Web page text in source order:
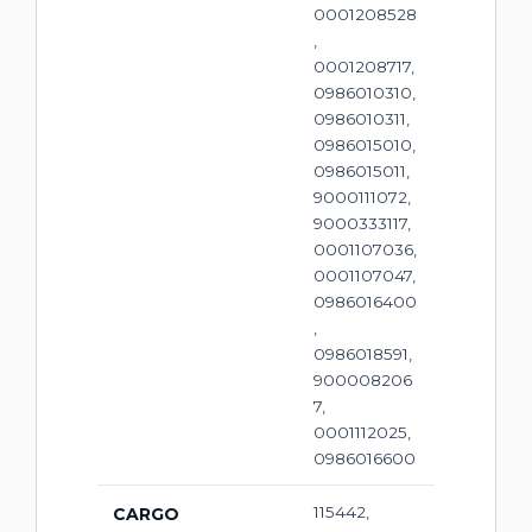
0001208528
0001208717,
0986010310,
0986010311,
0986015010,
0986015011,
9000111072,
9000333117,
0001107036,
0001107047,
0986016400
0986018591,
900008206
7,
0001112025,
0986016600
CARGO
115442,